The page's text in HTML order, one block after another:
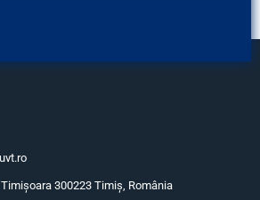
Timişoara 300223 Timiş, România